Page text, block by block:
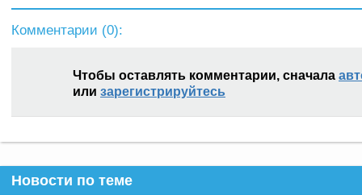
Комментарии (0):
Чтобы оставлять комментарии, сначала
или зарегистрируйтесь
Новости по теме